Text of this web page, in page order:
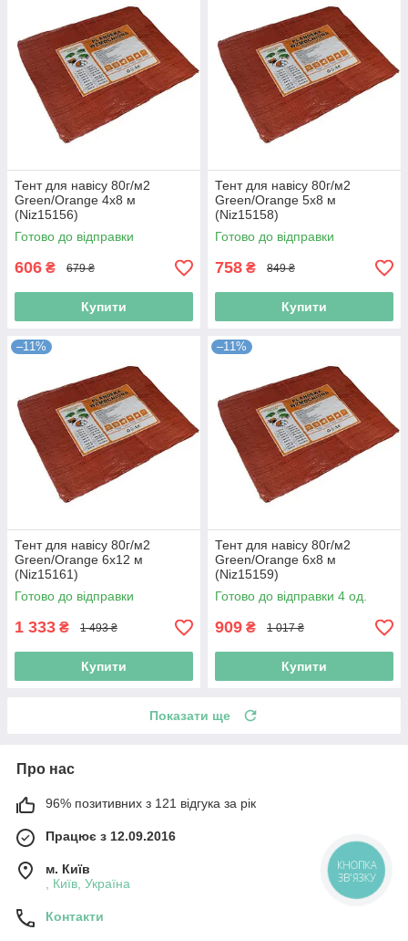
Тент для навісу 80г/м2
Green/Orange 4х8 м
(Niz15156)
Готово до відправки
606 ₴ 679 ₴
Купити
Тент для навісу 80г/м2
Green/Orange 5х8 м
(Niz15158)
Готово до відправки
758 ₴ 849 ₴
Купити
–11%
Тент для навісу 80г/м2
Green/Orange 6х12 м
(Niz15161)
Готово до відправки
1 333 ₴ 1 493 ₴
Купити
–11%
Тент для навісу 80г/м2
Green/Orange 6х8 м
(Niz15159)
Готово до відправки 4 од.
909 ₴ 1 017 ₴
Купити
Показати ще
Про нас
96% позитивних з 121 відгука за рік
Працює з 12.09.2016
м. Київ
, Київ, Україна
Контакти
КНОПКА
ЗВ'ЯЗКУ